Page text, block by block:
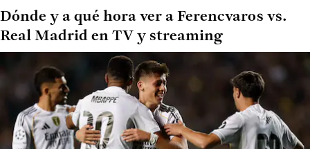
Dónde y a qué hora ver a Ferencvaros vs.
Real Madrid en TV y streaming